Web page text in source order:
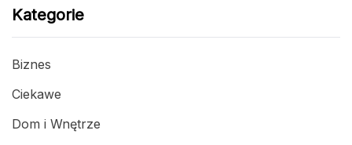
Kategorie
Biznes
Ciekawe
Dom i Wnętrze